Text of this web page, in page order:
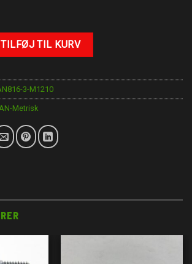
TILFØJ TIL KURV
3-M1210
AN-Metrisk